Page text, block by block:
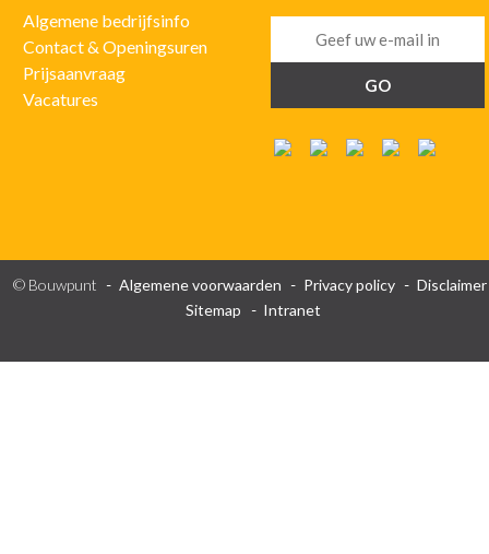
Algemene bedrijfsinfo
Contact & Openingsuren
Prijsaanvraag
Vacatures
© Bouwpunt Algemene voorwaarden Privacy policy
Disclaimer
Sitemap
Intranet